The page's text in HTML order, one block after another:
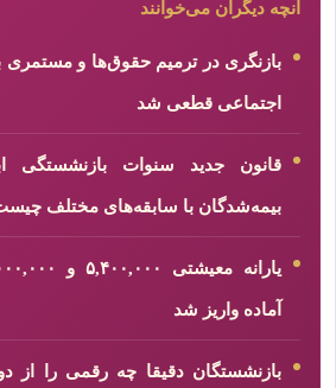
آنچه دیگران می‌خوانند
بازنگری در ترمیم حقوق‌ها و مستمری
اجتماعی قطعی شد
قانون جدید سنوات بازنشستگی
بیمه‌شدگان با سابقه‌های مختلف
آماده واریز شد
بازنشستگان دقیقا چه رقمی را از